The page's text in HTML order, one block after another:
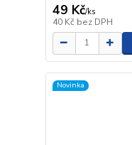
49 Kč/ks
40 Kč bez DPH
Novinka